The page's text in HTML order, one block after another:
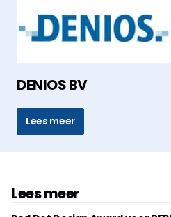
DENIOS BV
Lees meer
Lees meer